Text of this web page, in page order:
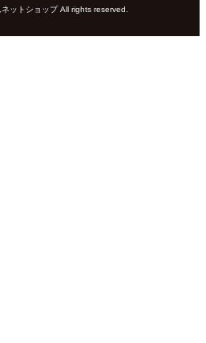
ットショップ All rights reserved.